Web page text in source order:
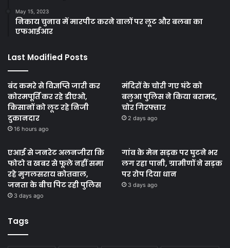
May 15, 2023
निकाय चुनाव में मारपीट करने वालों पर लूट और बलबा का
एफआईआर
Last Modified Posts
बंद कमरे से विज्ञप्ति जारी कर
कोरमपूर्ति कर रहे डीएओ,
किसानों को लूट रहे निजी
दुकानदार
16 hours ago
मंदिरों के चोरी गए घंटे को
बलुआ पुलिस ने किया बरामद,
चोर गिरफ्तार
2 days ago
एआई से जनरेट अलनजीरा कि
फोटो व खबर से फूले नहीं समा
रहे मुगलसराय कोतवाल,
जनता के बीच पिट रही पुलिस
3 days ago
गांव के मेन सड़क पर घुटने भर
लग रहा पानी, ग्रामीणों ने सड़क
पर रोप दिया धान
3 days ago
Tags